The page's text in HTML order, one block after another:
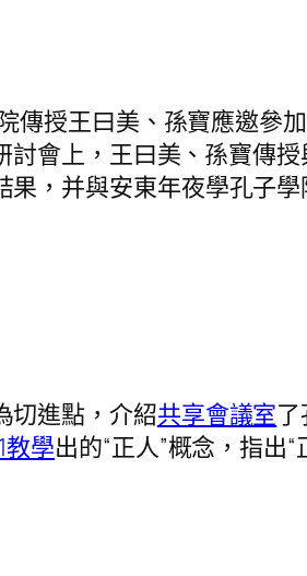
傳授王曰美、孫寶應邀參
討會上，王曰美、孫寶傳
，并與安東年夜學孔子
切進點，介紹共享會議室
教學出的“正人”概念，指出